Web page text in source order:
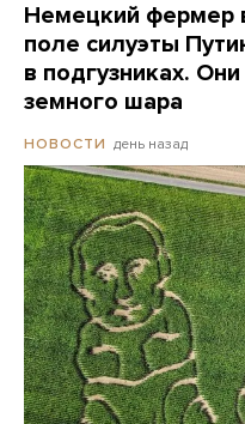
Немецкий фермер
поле силуэты
в подгузниках.
земного шара
НОВОСТИ день назад